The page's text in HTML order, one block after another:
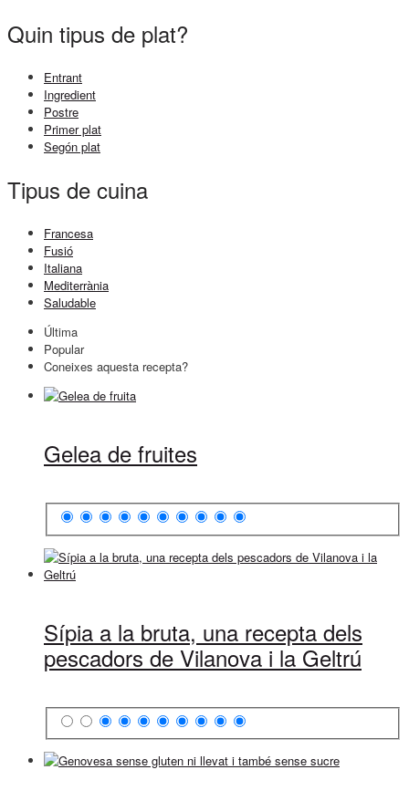
Quin tipus de plat?
Entrant
Ingredient
Postre
Primer plat
Segón plat
Tipus de cuina
Francesa
Fusió
Italiana
Mediterrània
Saludable
Última
Popular
Coneixes aquesta recepta?
Gelea de fruites
Sípia a la bruta, una recepta dels
pescadors de Vilanova i la Geltrú